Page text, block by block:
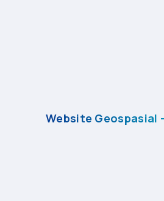
Website Geospasial